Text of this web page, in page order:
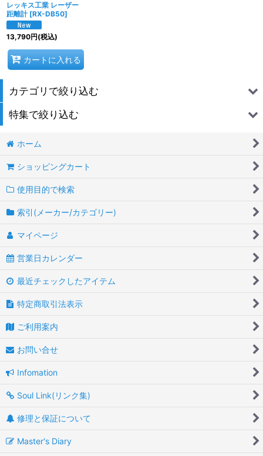
レッキス工業 レーザー
距離計 [RX-DB50]
13,790円(税込)
カートに入れる
カテゴリで絞り込む
IKK・アイケーケー
アサダ
アックスブレーン
カクタス
釜原鉄工所
カンツール
KTC京都機械工具
シブヤ
ダイワ製作所
特集で絞り込む
空調機器洗浄関連
運搬・荷役・吊り具
カー&バイク用品
ケミカル製品
研磨
締め付、トルク管理
接合・嵌合・接続関連
切断
ホーム
ショッピングカート
使用目的で検索
索引(メーカー/カテゴリー)
マイページ
営業日カレンダー
最近チェックしたアイテム
特定商取引法表示
ご利用案内
お問い合せ
Infomation
Soul Link(リンク集)
修理と保証について
Master's Diary